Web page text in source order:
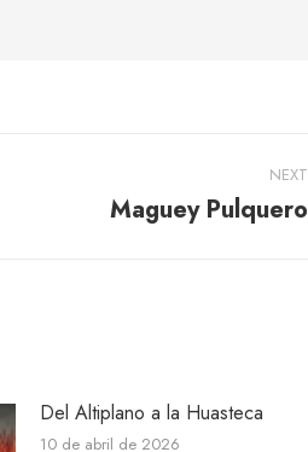
NEXT
Maguey Pulquero
Del Altiplano a la Huasteca
10 de abril de 2026